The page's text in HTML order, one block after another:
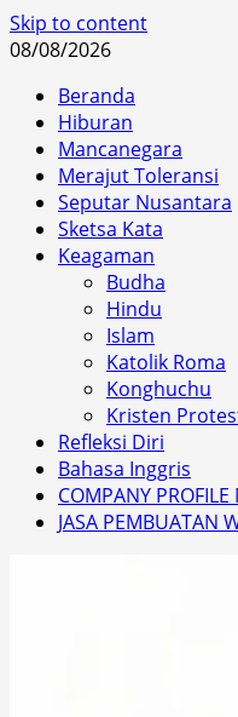
Skip to content
08/08/2026
Beranda
Hiburan
Mancanegara
Merajut Toleransi
Seputar Nusantara
Sketsa Kata
Keagaman
Budha
Hindu
Islam
Katolik Roma
Konghuchu
Kristen
Refleksi Diri
Bahasa Inggris
COMPANY
JASA PEMBUATAN